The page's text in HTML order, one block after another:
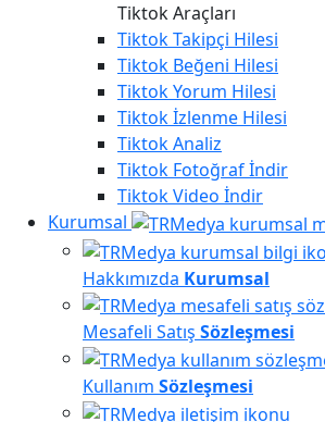
Tiktok Araçları
TiktokTakipçi Hilesi
Tiktok Beğeni Hilesi
TiktokYorum Hilesi
Tiktokİzlenme Hilesi
TiktokAnaliz
Tiktok Fotoğraf İndir
TiktokVideo İndir
Kurumsal
Hakkımızda Kurumsal
Mesafeli Satış Sözleşmesi
Kullanım Sözleşmesi